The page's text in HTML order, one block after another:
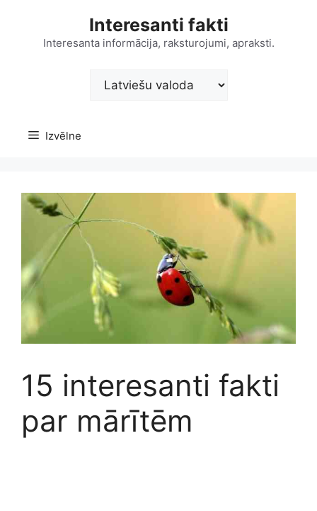
Interesanti fakti
Interesanta informācija, raksturojumi, apraksti.
Choose
Izvēlne
15 interesanti fakti
par mārītēm